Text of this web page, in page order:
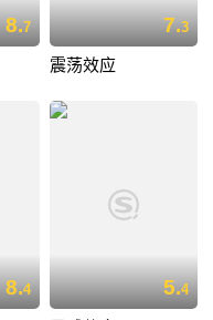
8.7 7.3
震荡效应
8.4 5.4